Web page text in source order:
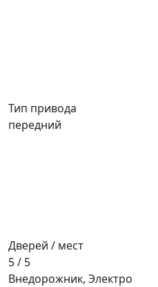
Тип привода
передний
Дверей / мест
5 / 5
Внедорожник, Электро